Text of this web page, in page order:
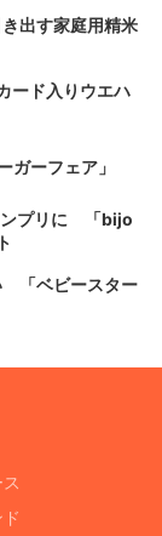
出す家庭用精米
ード入りウエハ
ーフェア」
ンプリに 「bijo
「ベビースター